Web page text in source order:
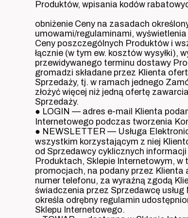
Produktów, wpisania kodów
obniżenie Ceny na zasadach
umowami/regulaminami,
Ceny poszczególnych Produktów i
łącznie (w tym ew. kosztów wysyłki),
przewidywanego terminu dostawy
gromadzi składane przez Klienta
Sprzedaży, tj. w ramach jednego
złożyć więcej niż jedną ofertę
Sprzedaży.
● LOGIN — adres e-mail Klienta
Internetowego podczas tworzenia
● NEWSLETTER — Usługa
wszystkim korzystającym z niej
od Sprzedawcy cyklicznych
Produktach, Sklepie Internetowym, w
promocjach, na podany przez Klienta
numer telefonu, za wyraźną zgodą
świadczenia przez Sprzedawcę
określa odrębny regulamin
Sklepu Internetowego.